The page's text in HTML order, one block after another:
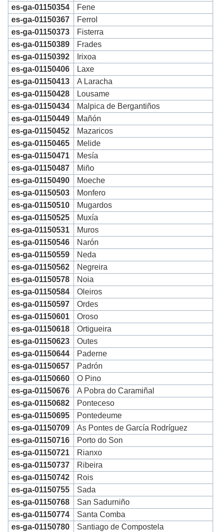
es-ga-01150354
Fene
es-ga-01150367
Ferrol
es-ga-01150373
Fisterra
es-ga-01150389
Frades
es-ga-01150392
Irixoa
es-ga-01150406
Laxe
es-ga-01150413
A Laracha
es-ga-01150428
Lousame
es-ga-01150434
Malpica de Bergantiños
es-ga-01150449
Mañón
es-ga-01150452
Mazaricos
es-ga-01150465
Melide
es-ga-01150471
Mesía
es-ga-01150487
Miño
es-ga-01150490
Moeche
es-ga-01150503
Monfero
es-ga-01150510
Mugardos
es-ga-01150525
Muxía
es-ga-01150531
Muros
es-ga-01150546
Narón
es-ga-01150559
Neda
es-ga-01150562
Negreira
es-ga-01150578
Noia
es-ga-01150584
Oleiros
es-ga-01150597
Ordes
es-ga-01150601
Oroso
es-ga-01150618
Ortigueira
es-ga-01150623
Outes
es-ga-01150644
Paderne
es-ga-01150657
Padrón
es-ga-01150660
O Pino
es-ga-01150676
A Pobra do Caramiñal
es-ga-01150682
Ponteceso
es-ga-01150695
Pontedeume
es-ga-01150709
As Pontes de García Rodríguez
es-ga-01150716
Porto do Son
es-ga-01150721
Rianxo
es-ga-01150737
Ribeira
es-ga-01150742
Rois
es-ga-01150755
Sada
es-ga-01150768
San Sadurniño
es-ga-01150774
Santa Comba
es-ga-01150780
Santiago de Compostela